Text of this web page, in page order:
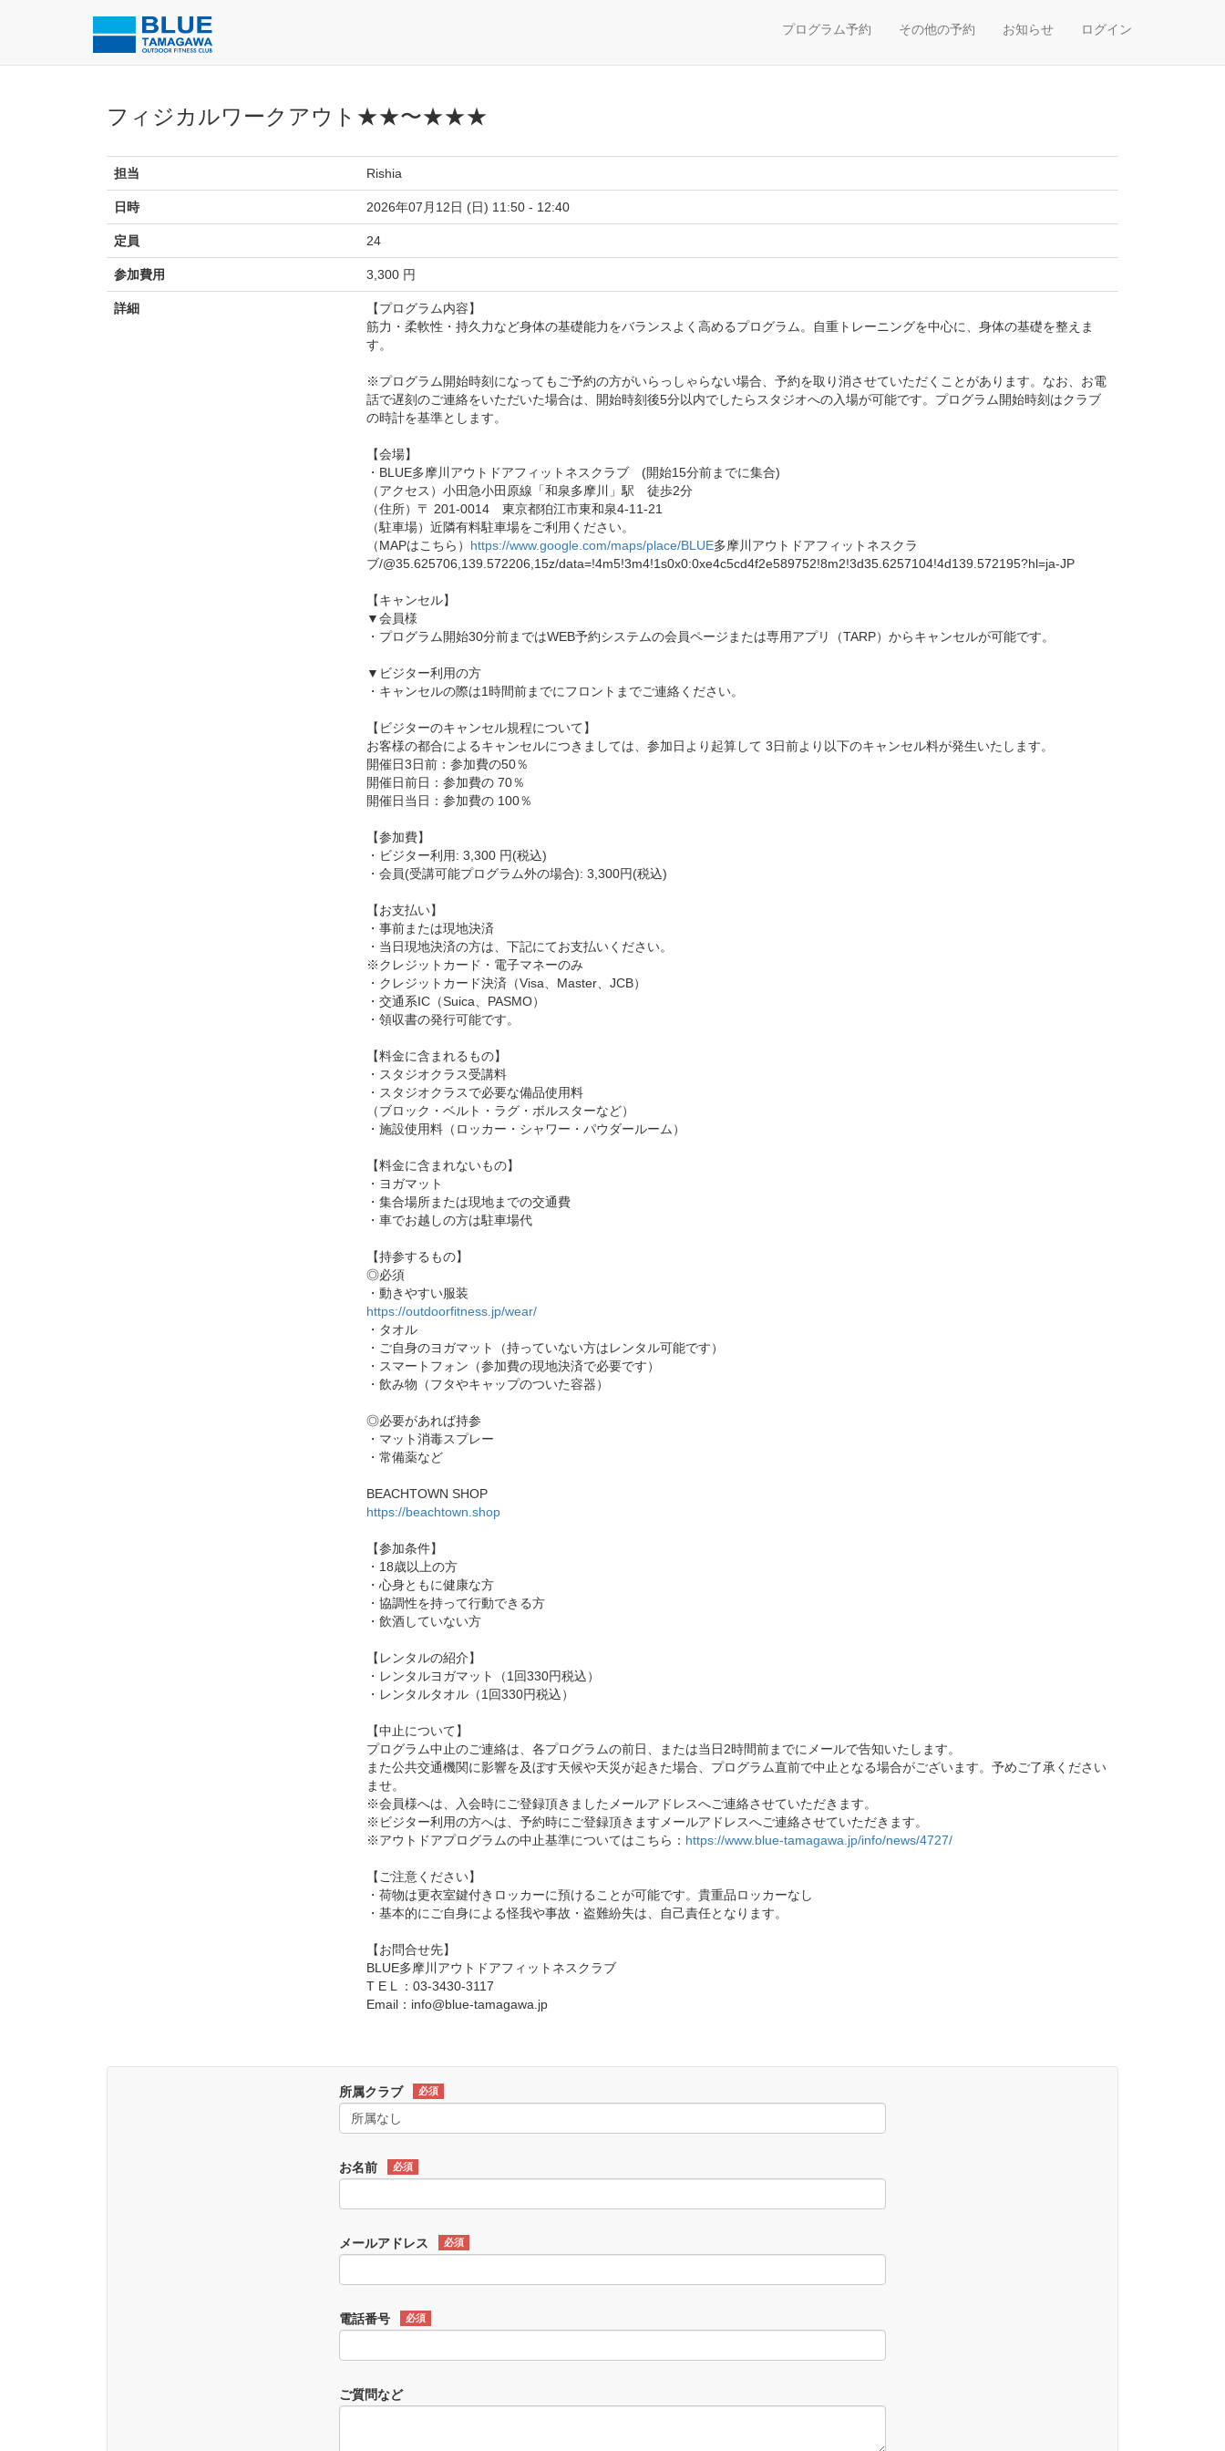
プログラム予約 その他の予約 お知らせ ログイン
フィジカルワークアウト★★〜★★★
担当 Rishia
日時 2026年07月12日 (日) 11:50 - 12:40
定員 24
参加費用 3,300 円
詳細
【プログラム内容】
筋力・柔軟性・持久力など身体の基礎能力をバランスよく高めるプログラム。自重トレーニングを中心に、身体の基礎を整えま
す。
※プログラム開始時刻になってもご予約の方がいらっしゃらない場合、予約を取り消させていただくことがあります。なお、お電
話で遅刻のご連絡をいただいた場合は、開始時刻後5分以内でしたらスタジオへの入場が可能です。プログラム開始時刻はクラブ
の時計を基準とします。
【会場】
・BLUE多摩川アウトドアフィットネスクラブ (開始15分前までに集合)
（アクセス）小田急小田原線「和泉多摩川」駅 徒歩2分
（住所）〒 201-0014 東京都狛江市東和泉4-11-21
（駐車場）近隣有料駐車場をご利用ください。
（MAPはこちら） https://www.google.com/maps/place/BLUE多摩川アウトドアフィットネスクラ
ブ/@35.625706,139.572206,15z/data=!4m5!3m4!1s0x0:0xe4c5cd4f2e589752!8m2!3d35.6257104!4d139.572195?hl=ja-JP
【キャンセル】
▼会員様
・プログラム開始30分前まではWEB予約システムの会員ページまたは専用アプリ（TARP）からキャンセルが可能です。
▼ビジター利用の方
・キャンセルの際は1時間前までにフロントまでご連絡ください。
【ビジターのキャンセル規程について】
お客様の都合によるキャンセルにつきましては、参加日より起算して 3日前より以下のキャンセル料が発生いたします。
開催日3日前：参加費の50％
開催日前日：参加費の 70％
開催日当日：参加費の 100％
【参加費】
・ビジター利用: 3,300 円(税込)
・会員(受講可能プログラム外の場合): 3,300円(税込)
【お支払い】
・事前または現地決済
・当日現地決済の方は、下記にてお支払いください。
※クレジットカード・電子マネーのみ
・クレジットカード決済（Visa、Master、JCB）
・交通系IC（Suica、PASMO）
・領収書の発行可能です。
【料金に含まれるもの】
・スタジオクラス受講料
・スタジオクラスで必要な備品使用料
（ブロック・ベルト・ラグ・ボルスターなど）
・施設使用料（ロッカー・シャワー・パウダールーム）
【料金に含まれないもの】
・ヨガマット
・集合場所または現地までの交通費
・車でお越しの方は駐車場代
【持参するもの】
◎必須
・動きやすい服装
https://outdoorfitness.jp/wear/
・タオル
・ご自身のヨガマット（持っていない方はレンタル可能です）
・スマートフォン（参加費の現地決済で必要です）
・飲み物（フタやキャップのついた容器）
◎必要があれば持参
・マット消毒スプレー
・常備薬など
BEACHTOWN SHOP
https://beachtown.shop
【参加条件】
・18歳以上の方
・心身ともに健康な方
・協調性を持って行動できる方
・飲酒していない方
【レンタルの紹介】
・レンタルヨガマット（1回330円税込）
・レンタルタオル（1回330円税込）
【中止について】
プログラム中止のご連絡は、各プログラムの前日、または当日2時間前までにメールで告知いたします。
また公共交通機関に影響を及ぼす天候や天災が起きた場合、プログラム直前で中止となる場合がございます。予めご了承ください
ませ。
※会員様へは、入会時にご登録頂きましたメールアドレスへご連絡させていただきます。
※ビジター利用の方へは、予約時にご登録頂きますメールアドレスへご連絡させていただきます。
※アウトドアプログラムの中止基準についてはこちら： https://www.blue-tamagawa.jp/info/news/4727/
【ご注意ください】
・荷物は更衣室鍵付きロッカーに預けることが可能です。貴重品ロッカーなし
・基本的にご自身による怪我や事故・盗難紛失は、自己責任となります。
【お問合せ先】
BLUE多摩川アウトドアフィットネスクラブ
T E L ：03-3430-3117
Email：info@blue-tamagawa.jp
所属クラブ 必須
お名前 必須
メールアドレス 必須
電話番号 必須
ご質問など